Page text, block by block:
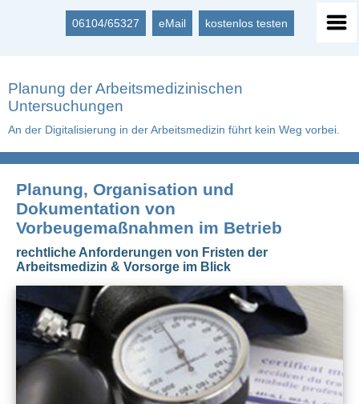
06104/65327 eMail kostenlos testen
Planung der Arbeitsmedizinischen
Untersuchungen
An der Digitalisierung in der Arbeitsmedizin führt kein Weg vorbei.
Planung, Organisation und
Dokumentation von
Vorbeugemaßnahmen im Betrieb
rechtliche Anforderungen von Fristen der
Arbeitsmedizin & Vorsorge im Blick